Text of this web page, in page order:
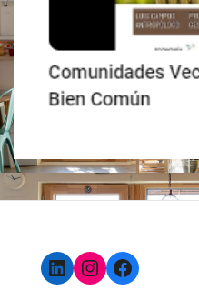
LinkedIn
Instagram
Facebook